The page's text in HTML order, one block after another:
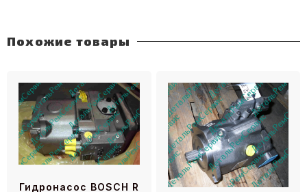
Похожие товары
Гидронасос BOSCH R